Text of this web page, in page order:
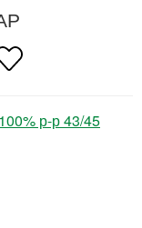
р-р 43/45